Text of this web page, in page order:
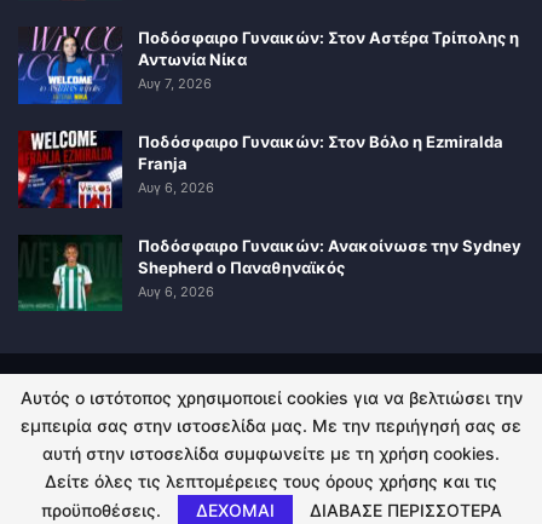
Ποδόσφαιρο Γυναικών: Στον Αστέρα Τρίπολης η
Αντωνία Νίκα
Αυγ 7, 2026
Ποδόσφαιρο Γυναικών: Στον Βόλο η Ezmiralda
Franja
Αυγ 6, 2026
Ποδόσφαιρο Γυναικών: Ανακοίνωσε την Sydney
Shepherd ο Παναθηναϊκός
Αυγ 6, 2026
ΠΟΛΙΤΙΚΗ ΑΠΟΡΡΗΤΟΥ ΕΠΙΚΟΙΝΩΝΙΑ
© 2026 - Kingsport.gr. All Rights Reserved.
Αυτός ο ιστότοπος χρησιμοποιεί cookies για να βελτιώσει την
εμπειρία σας στην ιστοσελίδα μας. Με την περιήγησή σας σε
αυτή στην ιστοσελίδα συμφωνείτε με τη χρήση cookies.
Δείτε όλες τις λεπτομέρειες τους όρους χρήσης και τις
προϋποθέσεις.
ΔΕΧΟΜΑΙ ΔΙΑΒΑΣΕ ΠΕΡΙΣΣΟΤΕΡΑ